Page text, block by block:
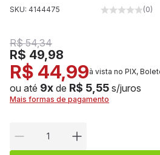
SKU: 4144475 (0)
R$ 54,34
R$ 49,98
R$ 44,99à vista no PIX,
ou até 9x de R$ 5,55 s/juros
Mais formas de pagamento